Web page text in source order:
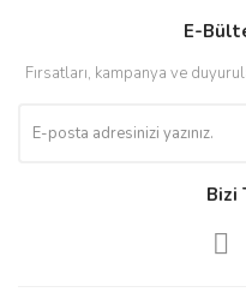
E-
Fırsatları, kampanya ve
Bizi